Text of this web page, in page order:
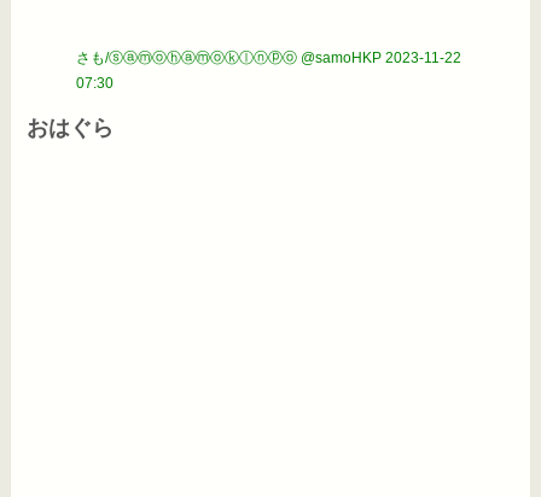
さも/ⓢⓐⓜⓞⓗⓐⓜⓞⓚⓛⓝⓟⓞ @samoHKP 2023-11-22
07:30
おはぐら